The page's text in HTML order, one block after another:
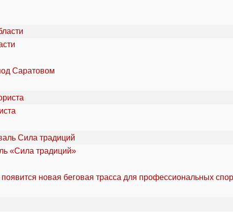
Саратовом
«Сила традиций»
новая беговая трасса для профессиональных